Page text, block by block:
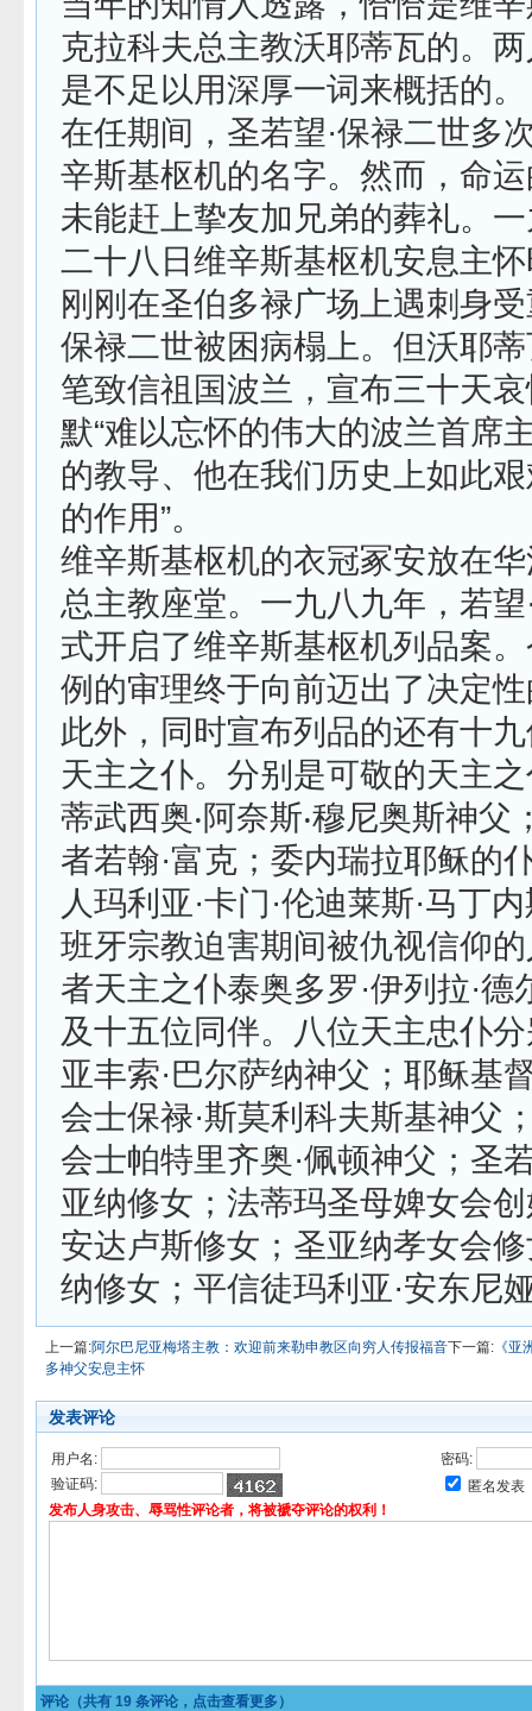
克拉科夫总主教沃耶蒂瓦的。
是不足以用深厚一词来概括的。
在任期间，圣若望·保禄二世多
辛斯基枢机的名字。然而，命
未能赶上挚友加兄弟的葬礼。
二十八日维辛斯基枢机安息主
刚刚在圣伯多禄广场上遇刺身
保禄二世被困病榻上。但沃耶
笔致信祖国波兰，宣布三十天
默“难以忘怀的伟大的波兰首席
的教导、他在我们历史上如此
的作用”。
维辛斯基枢机的衣冠冢安放在
总主教座堂。一九八九年，若望
式开启了维辛斯基枢机列品案
例的审理终于向前迈出了决定
此外，同时宣布列品的还有十
天主之仆。分别是可敬的天主
蒂武西奥‧阿奈斯‧穆尼奥斯神父
者若翰·富克；委内瑞拉耶稣的
人玛利亚·卡门·伦迪莱斯·马丁
班牙宗教迫害期间被仇视信仰
者天主之仆泰奥多罗·伊列拉·德
及十五位同伴。八位天主忠仆
亚丰索·巴尔萨纳神父；耶稣基
会士保禄·斯莫利科夫斯基神父
会士帕特里齐奥·佩顿神父；圣
亚纳修女；法蒂玛圣母婢女会
安达卢斯修女；圣亚纳孝女会
纳修女；平信徒玛利亚·安东尼
上一篇:阿尔巴尼亚梅塔主教：欢迎前来勒申教区向穷人传报福音下一篇: 《
多神父安息主怀
发表评论
用户名:
密码:
验证码:
匿名发表
发布人身攻击、辱骂性评论者，将被褫夺评论的权利！
评论（共有 19 条评论，点击查看更多）